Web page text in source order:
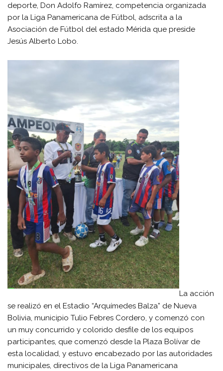
deporte, Don Adolfo Ramírez, competencia organizada
por la Liga Panamericana de Fútbol, adscrita a la
Asociación de Fútbol del estado Mérida que preside
Jesús Alberto Lobo.
La acción
se realizó en el Estadio “Arquímedes Balza” de Nueva
Bolivia, municipio Tulio Febres Cordero, y comenzó con
un muy concurrido y colorido desfile de los equipos
participantes, que comenzó desde la Plaza Bolívar de
esta localidad, y estuvo encabezado por las autoridades
municipales, directivos de la Liga Panamericana